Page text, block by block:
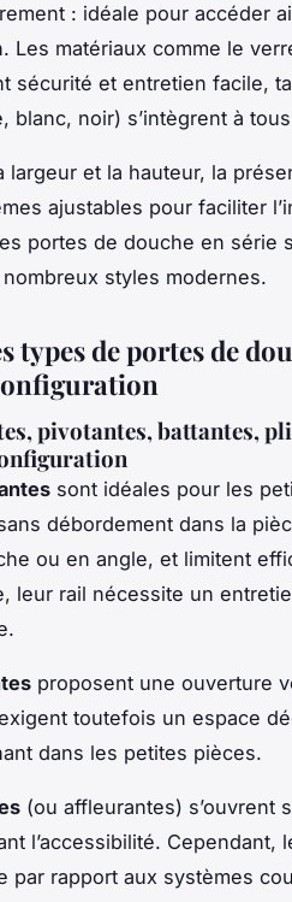
: idéale pour accéder
Les matériaux comme le
sécurité et entretien facile,
blanc, noir) s’intègrent à
largeur et la hauteur, la
ajustables pour faciliter
portes de douche en série
styles modernes.
types de portes de
pivotantes, battantes,
sont idéales pour les
débordement dans la
ou en angle, et limitent
leur rail nécessite un
proposent une ouverture
toutefois un espace
dans les petites pièces.
(ou affleurantes) s’ouvrent
l’accessibilité.
par rapport aux systèmes